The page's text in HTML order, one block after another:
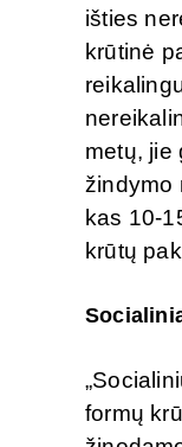
išties
krūtinė
metų, jie
žindymo
kas 10-
krūtų
formų